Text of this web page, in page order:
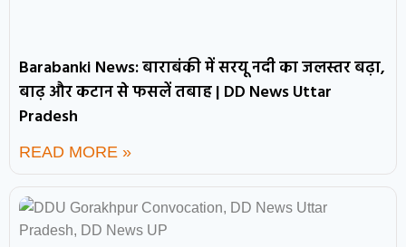
Barabanki News: बाराबंकी में सरयू नदी का जलस्तर बढ़ा,
बाढ़ और कटान से फसलें तबाह | DD News Uttar
Pradesh
READ MORE »